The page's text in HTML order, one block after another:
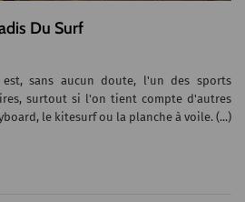
Du Surf
sans aucun doute, l'un des sports
surtout si l'on tient compte d'autres
le kitesurf ou la planche à voile. (...)